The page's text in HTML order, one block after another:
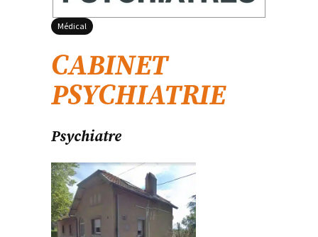
Médical
CABINET
PSYCHIATRIE
Psychiatre